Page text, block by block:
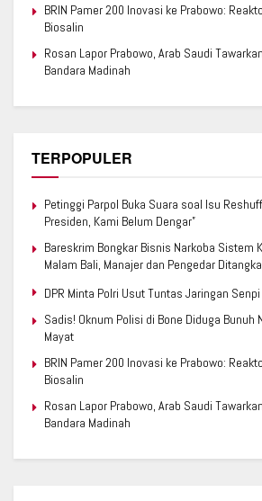
BRIN Pamer 200 Inovasi ke Prabowo:
Biosalin
Rosan Lapor Prabowo, Arab Saudi
Bandara Madinah
TERPOPULER
Petinggi Parpol Buka Suara soal Isu
Presiden, Kami Belum Dengar”
Bareskrim Bongkar Bisnis Narkoba Sistem
Malam Bali, Manajer dan Pengedar
DPR Minta Polri Usut Tuntas Jaringan
Sadis! Oknum Polisi di Bone Diduga Bunuh
Mayat
BRIN Pamer 200 Inovasi ke Prabowo:
Biosalin
Rosan Lapor Prabowo, Arab Saudi
Bandara Madinah